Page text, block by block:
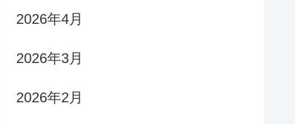
2026年4月
2026年3月
2026年2月